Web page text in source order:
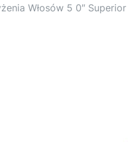
Włosów 5 0″ Superior